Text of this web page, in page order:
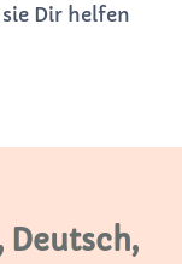
Dir helfen